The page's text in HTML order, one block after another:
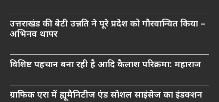
उत्तराखंड की बेटी उन्नति ने पूरे प्रदेश को गौरवान्वित किया –
अभिनव थापर
विशिष्ट पहचान बना रही है आदि कैलाश परिक्रमा: महाराज
ग्राफिक एरा में ह्यूमैनिटीज एंड सोशल साइंसेज का इंडक्शन